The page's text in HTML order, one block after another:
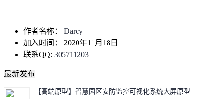
作者名称：
Darcy
加入时间：
2020年11月18日
联系QQ: 305711203
最新发布
【高端原型】智慧园区安防监控可视化系统大屏原型